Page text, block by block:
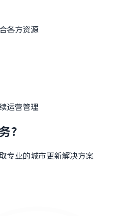
各方资源
运营管理
?
专业的城市更新解决方案